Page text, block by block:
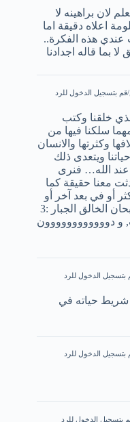
لان براهينه لا
اعلاه دقيقة اما
عندي هذه الفكرة..
بما قاله اجدادنا
قم بتسجيل الدخول للرد
خلقنا وكتب
سلكنا فيها من
وكثرتها والانسان
ويتعدى ذلك
عند الله… فنرى
معنا حقيقة كما
أو في بعد آخر أو
حتى في الوقت نفسه… فسبحان الخالق الجبار :3
و دوووووووووووون
بتسجيل الدخول للرد
شريط حياته في
بتسجيل الدخول للرد
بتسجيل الدخول للرد